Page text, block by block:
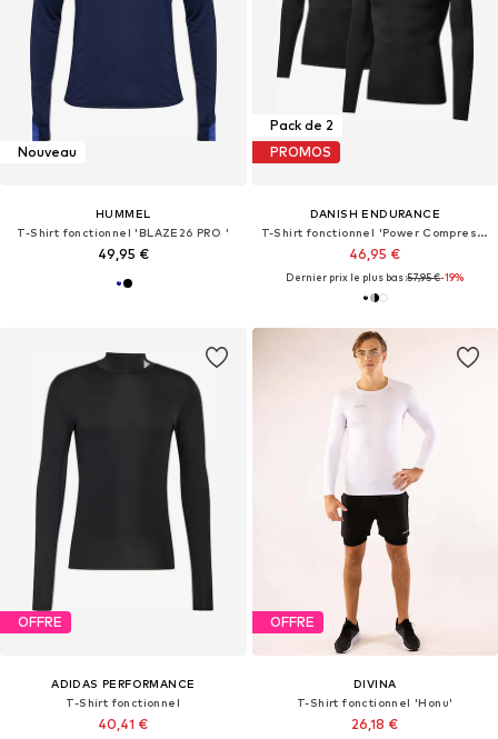
Nouveau
HUMMEL
T-Shirt fonctionnel 'BLAZE26 PRO '
49,95 €
Pack de 2
PROMOS
DANISH ENDURANCE
T-Shirt fonctionnel 'Power Compression'
46,95 €
Dernier prix le plus bas :57,95 €-19%
OFFRE
ADIDAS PERFORMANCE
T-Shirt fonctionnel
40,41 €
OFFRE
DIVINA
T-Shirt fonctionnel 'Honu'
26,18 €